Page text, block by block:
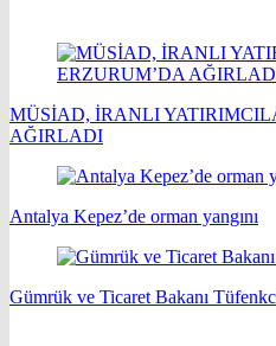
MÜSİAD, İRANLI
AĞIRLADI
Antalya Kepez’de orman yangını
Gümrük ve Ticaret Bakanı Tüfenkci